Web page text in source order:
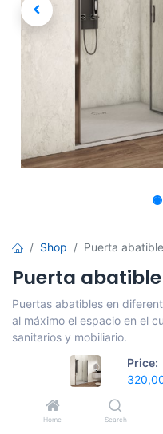
Price:
Home Search
Shop Puerta abatible
Puerta abatible
Puertas abatibles en
al máximo el espacio en el
sanitarios y mobiliario.
€
FINITION DE LA PAROI